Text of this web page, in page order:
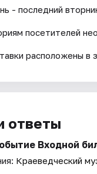
- последний
посетителей
расположены в
ответы
Входной
Краеведческий